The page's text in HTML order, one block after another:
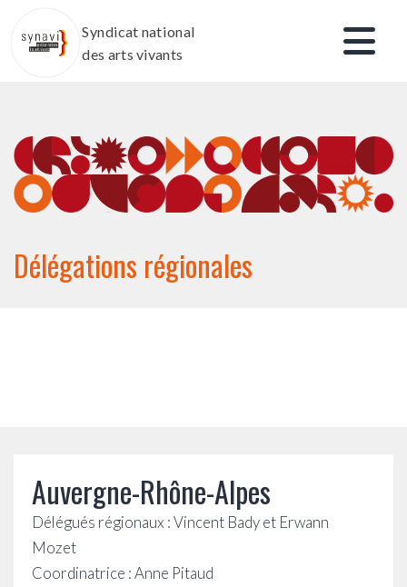
contenu
Syndicat national
des arts vivants
Délégations régionales
Auvergne-Rhône-Alpes
Délégués régionaux : Vincent Bady et Erwann
Mozet
Coordinatrice : Anne Pitaud